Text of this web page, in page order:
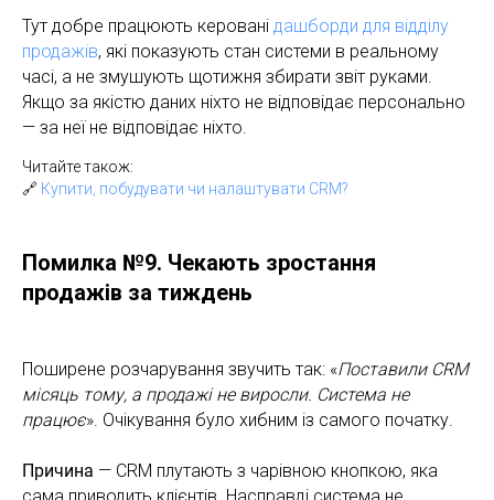
Тут добре працюють керовані дашборди для відділу
продажів, які показують стан системи в реальному
часі, а не змушують щотижня збирати звіт руками.
Якщо за якістю даних ніхто не відповідає персонально
— за неї не відповідає ніхто.
Читайте також:
🔗 Купити, побудувати чи налаштувати CRM?
Помилка №9. Чекають зростання
продажів за тиждень
Поширене розчарування звучить так: «Поставили CRM
місяць тому, а продажі не виросли. Система не
працює». Очікування було хибним із самого початку.
Причина — CRM плутають з чарівною кнопкою, яка